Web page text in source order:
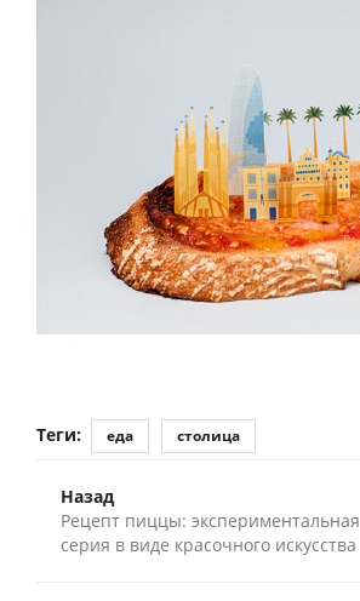
Теги: еда столица
Назад
Рецепт пиццы: экспериментальная
серия в виде красочного искусства